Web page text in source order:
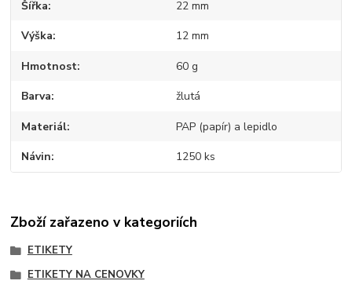
Šířka 22 mm
Výška 12 mm
Hmotnost 60 g
Barva žlutá
Materiál PAP (papír) a lepidlo
Návin 1250 ks
Zboží zařazeno v kategoriích
ETIKETY
ETIKETY NA CENOVKY